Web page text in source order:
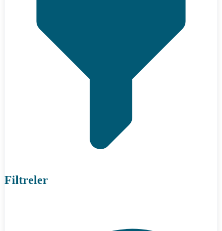
Filtreler